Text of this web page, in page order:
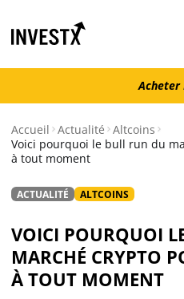
Acheter
Actualité
Actualité Bitcoin
Actualité Ethereum
Actualité Altcoins
Acheter
Accueil Actualité Altcoins
Voici pourquoi le bull run du
à tout moment
ACTUALITÉ ALTCOINS
VOICI POURQUOI
MARCHÉ CRYPTO
À TOUT MOMENT